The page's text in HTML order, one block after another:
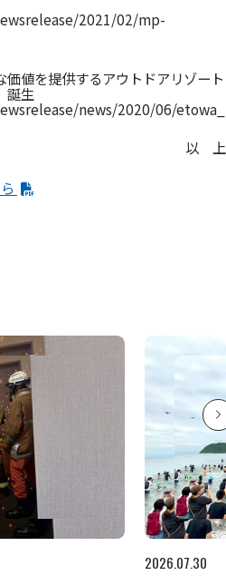
2021/02/mp-
値を提供するアウトドアリゾート
誕生
news/2020/06/
以 上
2026.07.30